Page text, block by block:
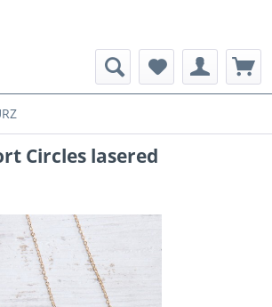
Circles lasered